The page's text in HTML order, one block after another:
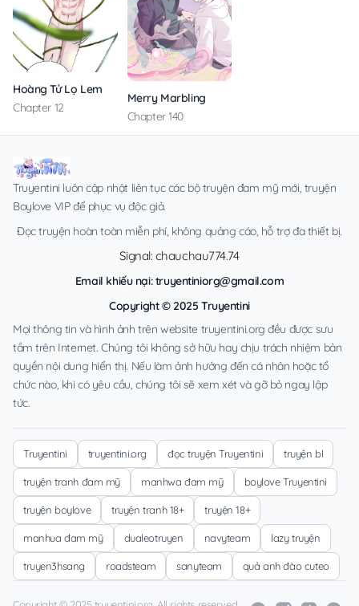
Hoàng Tử Lọ Lem
Chapter 12
Merry Marbling
Chapter 140
Truyentini luôn cập nhật liên tục các bộ truyện đam mỹ mới, truyện
Boylove VIP để phục vụ độc giả.
Đọc truyện hoàn toàn miễn phí, không quảng cáo, hỗ trợ đa thiết bị.
Signal: chauchau774.74
Email khiếu nại:truyentiniorg@gmail.com
Copyright © 2025 Truyentini
Mọi thông tin và hình ảnh trên website truyentini.org đều được sưu
tầm trên Internet. Chúng tôi không sở hữu hay chịu trách nhiệm bản
quyền nội dung hiển thị. Nếu làm ảnh hưởng đến cá nhân hoặc tổ
chức nào, khi có yêu cầu, chúng tôi sẽ xem xét và gỡ bỏ ngay lập
tức.
Truyentini truyentini.org đọc truyện Truyentini truyện bl
truyện tranh đam mỹ manhwa đam mỹ boylove Truyentini
truyện boylove truyện tranh 18+ truyện 18+
manhua đam mỹ dualeotruyen navyteam lazy truyện
truyen3hsang roadsteam sanyteam quả anh đào cuteo